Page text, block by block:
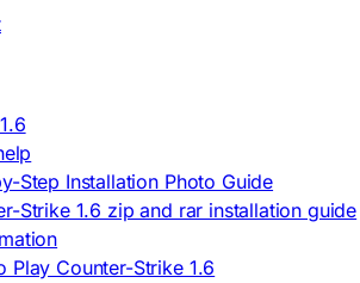
Step Installation Photo Guide
Strike 1.6 zip and rar installation guide
Play Counter-Strike 1.6